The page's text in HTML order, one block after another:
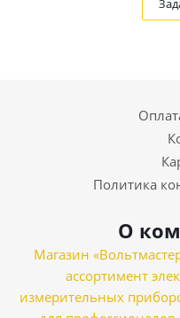
Политика
О
Магазин
ассортимент
измерительных